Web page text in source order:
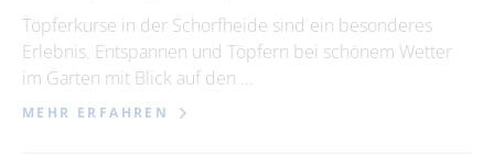
Töpferkurse in der Schorfheide sind ein besonderes
Erlebnis. Entspannen und Töpfern bei schönem Wetter
im Garten mit Blick auf den …
MEHR ERFAHREN